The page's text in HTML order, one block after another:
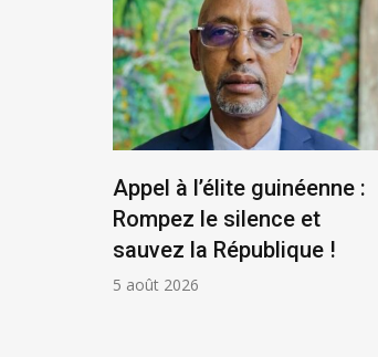
Appel à l’élite guinéenne :
Rompez le silence et
sauvez la République !
5 août 2026